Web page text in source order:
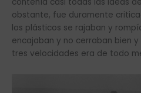
obstante, fue duramente
los plásticos se rajaban y
encajaban y no cerraban bien
tres velocidades era de todo